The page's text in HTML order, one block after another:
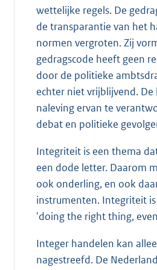
wettelijke regels. De
de transparantie van het
normen vergroten. Zij
gedragscode heeft geen
door de politieke
echter niet vrijblijvend.
naleving ervan te
debat en politieke
Integriteit is een thema
een dode letter. Daarom
ook onderling, en ook
instrumenten. Integriteit
'doing the right thing,
Integer handelen kan
nagestreefd. De